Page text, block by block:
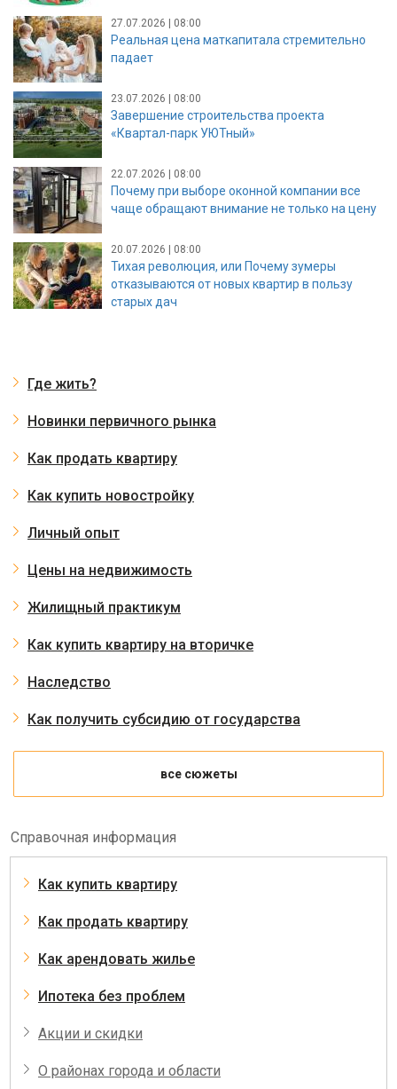
27.07.2026 | 08:00
Реальная цена маткапитала стремительно
падает
23.07.2026 | 08:00
Завершение строительства проекта
«Квартал-парк УЮТный»
22.07.2026 | 08:00
Почему при выборе оконной компании все
чаще обращают внимание не только на цену
20.07.2026 | 08:00
Тихая революция, или Почему зумеры
отказываются от новых квартир в пользу
старых дач
Где жить?
Новинки первичного рынка
Как продать квартиру
Как купить новостройку
Личный опыт
Цены на недвижимость
Жилищный практикум
Как купить квартиру на вторичке
Наследство
Как получить субсидию от государства
все сюжеты
Справочная информация
Как купить квартиру
Как продать квартиру
Как арендовать жилье
Ипотека без проблем
Акции и скидки
О районах города и области